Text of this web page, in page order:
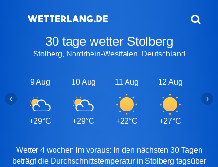
30 tage wetter Stolberg
Stolberg, Nordrhein-Westfalen, Deutschland
9 Aug
+29°C
10 Aug
+29°C
11 Aug
+22°C
12 Aug
+27°C
‹ ›
Wetter 4 wochen im voraus: In den nächsten 30 Tagen
beträgt die Durchschnittstemperatur in Stolberg tagsüber